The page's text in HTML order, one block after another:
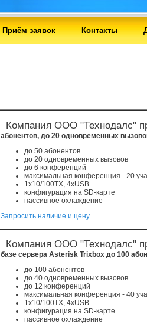
Приём заявок Контакты
Компания ООО "Технодалс"
абонентов, до 20 одновременных
до 50 абонентов
до 20 одновременных вызовов
до 6 конференций
максимальная конференция - 20
1x10/100TX, 4xUSB
конфигурация на SD-карте
пассивное охлаждение
Запросить наличие и цену...
Компания ООО "Технодалс"
базе сервера Asterisk Trixbox до 100
до 100 абонентов
до 40 одновременных вызовов
до 12 конференций
максимальная конференция - 40
1x10/100TX, 4xUSB
конфигурация на SD-карте
пассивное охлаждение